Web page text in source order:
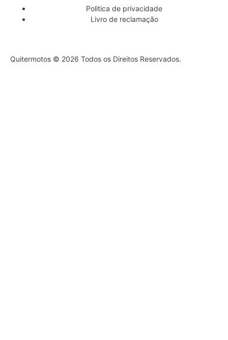
Politica de privacidade
Livro de reclamação
Quitermotos © 2026 Todos os Direitos Reservados.